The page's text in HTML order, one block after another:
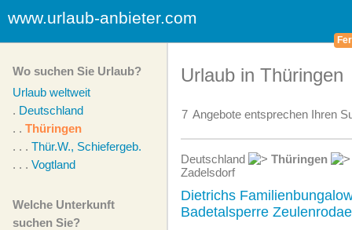
www.urlaub-anbieter.com
Wo suchen Sie Urlaub?
Urlaub weltweit
. Deutschland
. . Thüringen
. . . Thür.W., Schiefergeb.
. . . Vogtland
Welche Unterkunft
suchen Sie?
Urlaub in Thüringen
7 Angebote entsprechen Ihren
Deutschland Thüringen
Zadelsdorf
Dietrichs
Badetalsperre